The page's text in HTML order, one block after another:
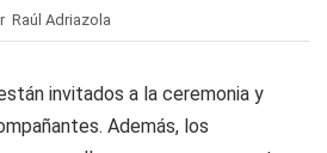
Raúl Adriazola
invitados a la ceremonia y
Además, los